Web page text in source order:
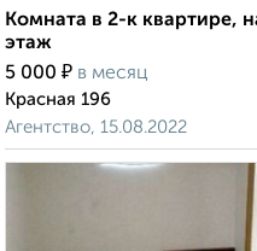
Комната в 2-к квартире,
этаж
5 000 ₽ в месяц
Красная 196
Агентство, 15.08.2022